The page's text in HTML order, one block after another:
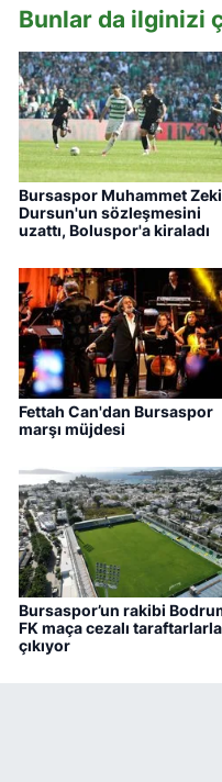
Bunlar da ilginizi
Bursaspor Muhammet Zeki
Dursun'un sözleşmesini
uzattı, Boluspor'a kiraladı
Fettah Can'dan Bursaspor
marşı müjdesi
Bursaspor’un rakibi
FK maça cezalı taraftarlarla
çıkıyor